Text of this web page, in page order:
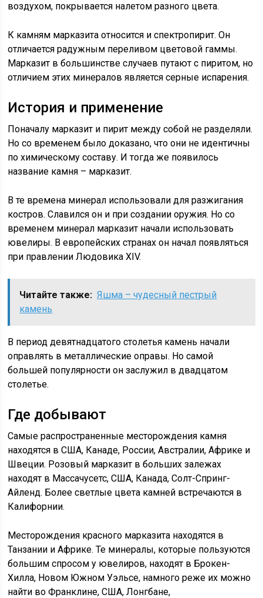
воздухом, покрывается налетом разного цвета.
К камням марказита относится и спектропирит. Он
отличается радужным переливом цветовой гаммы.
Марказит в большинстве случаев путают с пиритом, но
отличием этих минералов является серные испарения.
История и применение
Поначалу марказит и пирит между собой не разделяли.
Но со временем было доказано, что они не идентичны
по химическому составу. И тогда же появилось
название камня – марказит.
В те времена минерал использовали для разжигания
костров. Славился он и при создании оружия. Но со
временем минерал марказит начали использовать
ювелиры. В европейских странах он начал появляться
при правлении Людовика ХІV.
Читайте также: Яшма – чудесный пестрый
камень
В период девятнадцатого столетья камень начали
оправлять в металлические оправы. Но самой
большей популярности он заслужил в двадцатом
столетье.
Где добывают
Самые распространенные месторождения камня
находятся в США, Канаде, России, Австралии, Африке и
Швеции. Розовый марказит в больших залежах
находят в Массачусетс, США, Канада, Солт-Спринг-
Айленд. Более светлые цвета камней встречаются в
Калифорнии.
Месторождения красного марказита находятся в
Танзании и Африке. Те минералы, которые пользуются
большим спросом у ювелиров, находят в Брокен-
Хилла, Новом Южном Уэльсе, намного реже их можно
найти во Франклине, США, Лонгбане,